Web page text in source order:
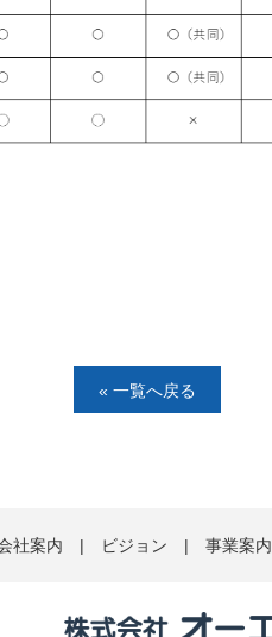
« 一覧へ戻る
社案内 | ビジョン | 事業案内